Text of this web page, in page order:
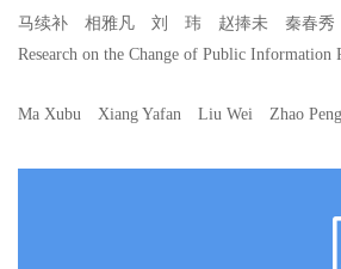
马续补 相雅凡 刘 玮 赵捧未 秦春
Research on the Change of Public Information
Ma Xubu Xiang Yafan Liu Wei Zhao